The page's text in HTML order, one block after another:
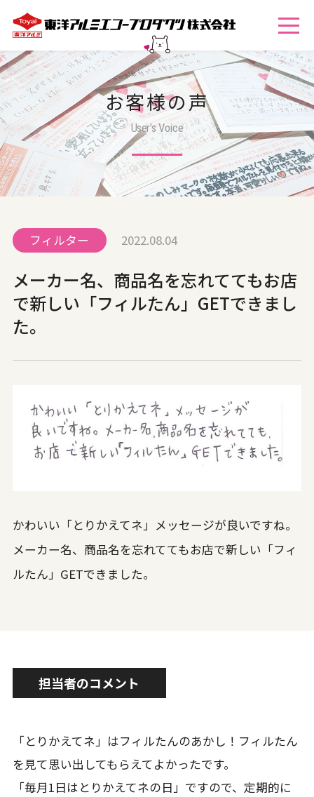
お客様の声
User’s Voice
フィルター 2022.08.04
メーカー名、商品名を忘れててもお店
で新しい「フィルたん」GETできまし
た。
かわいい「とりかえてネ」メッセージが良いですね。
メーカー名、商品名を忘れててもお店で新しい「フィ
ルたん」GETできました。
担当者のコメント
「とりかえてネ」はフィルたんのあかし！フィルたん
を見て思い出してもらえてよかったです。
「毎月1日はとりかえてネの日」ですので、定期的に